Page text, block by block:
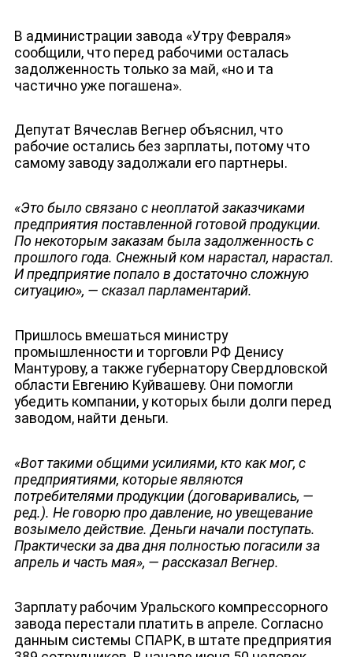
В администрации завода «Утру Февраля»
сообщили, что перед рабочими осталась
задолженность только за май, «но и та
частично уже погашена».
Депутат Вячеслав Вегнер объяснил, что
рабочие остались без зарплаты, потому что
самому заводу задолжали его партнеры.
«Это было связано с неоплатой заказчиками
предприятия поставленной готовой продукции.
По некоторым заказам была задолженность с
прошлого года. Снежный ком нарастал, нарастал.
И предприятие попало в достаточно сложную
ситуацию», — сказал парламентарий.
Пришлось вмешаться министру
промышленности и торговли РФ Денису
Мантурову, а также губернатору Свердловской
области Евгению Куйвашеву. Они помогли
убедить компании, у которых были долги перед
заводом, найти деньги.
«Вот такими общими усилиями, кто как мог, с
предприятиями, которые являются
потребителями продукции (договаривались, —
ред.). Не говорю про давление, но увещевание
возымело действие. Деньги начали поступать.
Практически за два дня полностью погасили за
апрель и часть мая», — рассказал Вегнер.
Зарплату рабочим Уральского компрессорного
завода перестали платить в апреле. Согласно
данным системы СПАРК, в штате предприятия